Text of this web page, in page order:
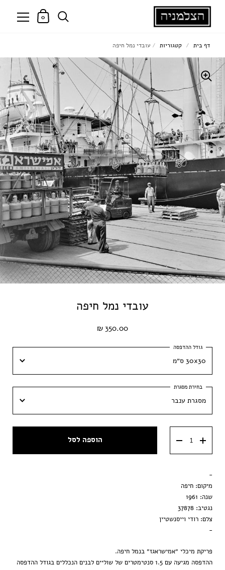
0
עובדי נמל חיפה
350.00 ₪
30x30 ס״מ
30x30 ס״מ
40x40 ס״מ
50x50 ס״מ
מסגרת ענבר
מסגרת וונגה
הדפסה בלבד
הוספה לסל
-
מיקום: חיפה
שנה: 1961
נגטיב: 37878
צלם: רודי וייסנשטיין
-
פריקת מיכלי ״אמישראגז״ בנמל חיפה.
ההדפסה מגיעה עם 1.5 סנטימטרים של שוליים לבנים הנכללים בגודל ההדפסה
דף בית / קטגוריות / עובדי נמל חיפה